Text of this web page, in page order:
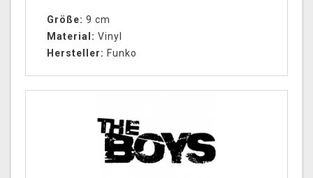
Größe: 9 cm
Material: Vinyl
Hersteller: Funko